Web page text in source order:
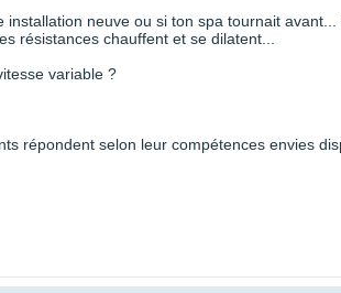
neuve ou si ton spa tournait
résistances chauffent et se dilatent...
variable ?
répondent selon leur compétences envies